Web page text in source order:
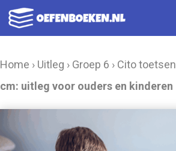
Ga
naar
Home › Uitleg › Groep 6 › Cito toetsen
cm: uitleg voor ouders en kinderen